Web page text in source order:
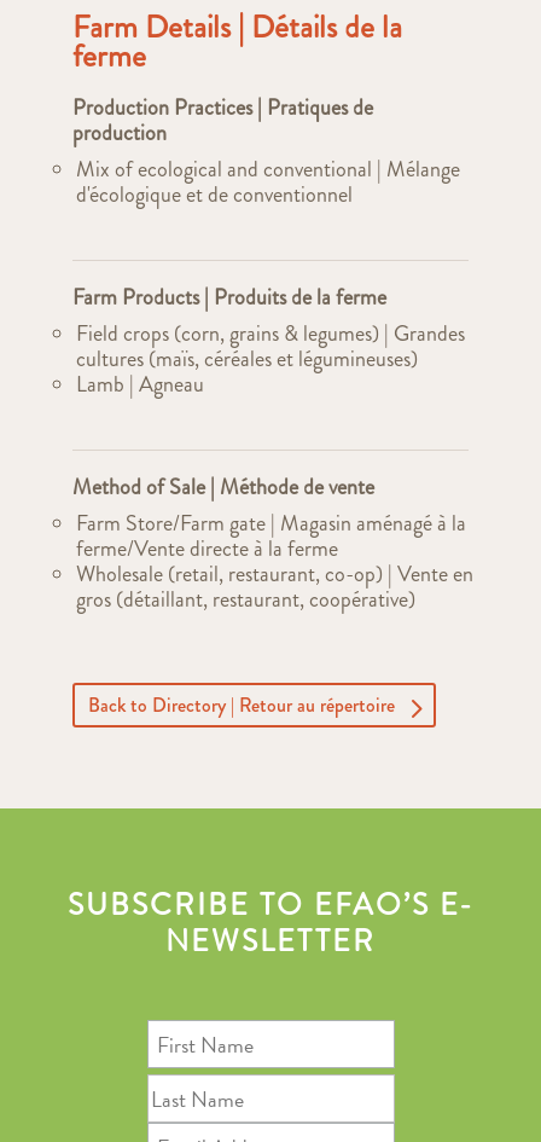
Farm Details | Détails de la
ferme
Production Practices | Pratiques de
production
Mix of ecological and conventional | Mélange
d'écologique et de conventionnel
Farm Products | Produits de la ferme
Field crops (corn, grains & legumes) | Grandes
cultures (maïs, céréales et légumineuses)
Lamb | Agneau
Method of Sale | Méthode de vente
Farm Store/Farm gate | Magasin aménagé à la
ferme/Vente directe à la ferme
Wholesale (retail, restaurant, co-op) | Vente en
gros (détaillant, restaurant, coopérative)
Back to Directory | Retour au répertoire
SUBSCRIBE TO EFAO’S E-
NEWSLETTER